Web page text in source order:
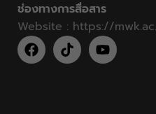
ช่องทางการสื่อสาร
Website : https://